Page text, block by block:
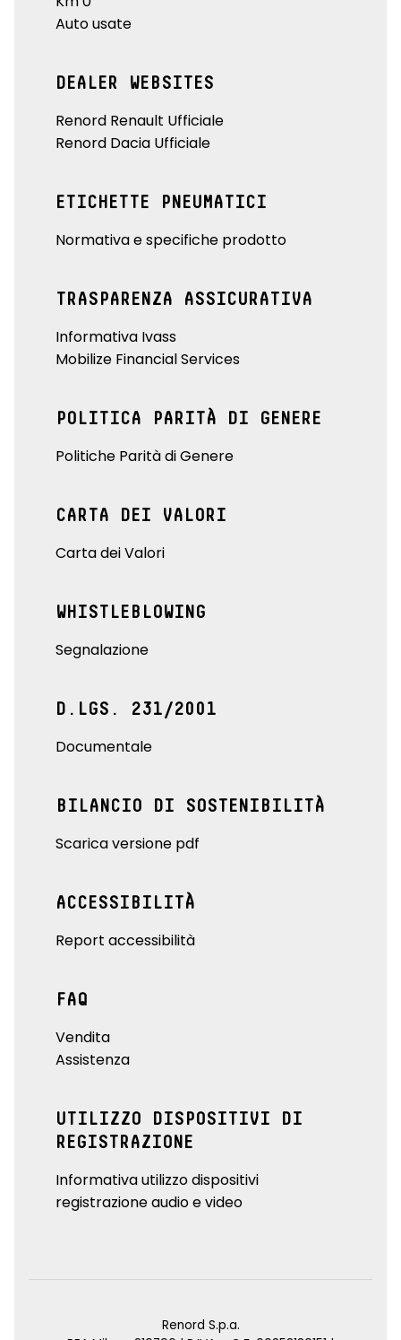
Auto usate
DEALER WEBSITES
Renord Renault Ufficiale
Renord Dacia Ufficiale
ETICHETTE PNEUMATICI
Normativa e specifiche prodotto
TRASPARENZA ASSICURATIVA
Informativa Ivass
Mobilize Financial Services
POLITICA PARITÀ DI GENERE
Politiche Parità di Genere
CARTA DEI VALORI
Carta dei Valori
WHISTLEBLOWING
Segnalazione
D.LGS. 231/2001
Documentale
BILANCIO DI SOSTENIBILITÀ
Scarica versione pdf
ACCESSIBILITÀ
Report accessibilità
FAQ
Vendita
Assistenza
UTILIZZO DISPOSITIVI DI
REGISTRAZIONE
Informativa utilizzo dispositivi
registrazione audio e video
Renord S.p.a.